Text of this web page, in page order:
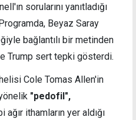
sorularını yanıtladığı
Beyaz Saray
bağlantılı bir metinden
Trump sert tepki gösterdi.
Cole Tomas Allen'in
"pedofil",
ağır ithamların yer aldığı